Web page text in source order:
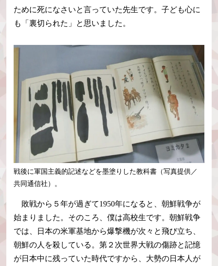
ために死になさいと言っていた先生です。子ども心に
も「裏切られた」と思いました。
戦後に軍国主義的記述などを墨塗りした教科書（写真提供／
共同通信社）。
敗戦から５年が過ぎて1950年になると、朝鮮戦争が
始まりました。そのころ、僕は高校生です。朝鮮戦争
では、日本の米軍基地から爆撃機が次々と飛び立ち、
朝鮮の人を殺している。第２次世界大戦の傷跡と記憶
が日本中に残っていた時代ですから、大勢の日本人が